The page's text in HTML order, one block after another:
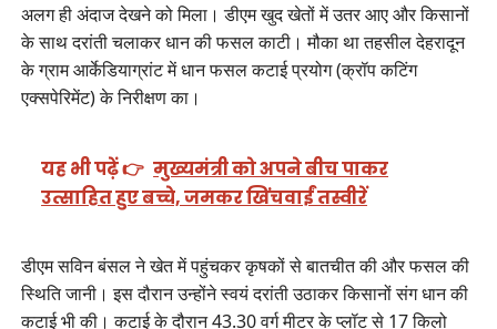
अलग ही अंदाज देखने को मिला। डीएम खुद खेतों में उतर आए और किसानों
के साथ दरांती चलाकर धान की फसल काटी। मौका था तहसील देहरादून
के ग्राम आर्केडियाग्रांट में धान फसल कटाई प्रयोग (क्रॉप कटिंग
एक्सपेरिमेंट) के निरीक्षण का।
यह भी पढ़ें 👉 मुख्यमंत्री को अपने बीच पाकर
उत्साहित हुए बच्चे, जमकर खिंचवाईं तस्वीरें
डीएम सविन बंसल ने खेत में पहुंचकर कृषकों से बातचीत की और फसल की
स्थिति जानी। इस दौरान उन्होंने स्वयं दरांती उठाकर किसानों संग धान की
कटाई भी की। कटाई के दौरान 43.30 वर्ग मीटर के प्लॉट से 17 किलो